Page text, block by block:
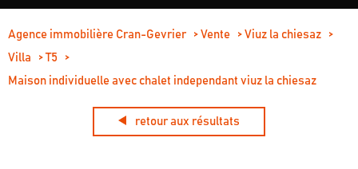
Agence immobilière Cran-Gevrier Vente
Viuz la chiesaz
Villa
T5
Maison individuelle avec chalet independant viuz la chiesaz
retour aux résultats